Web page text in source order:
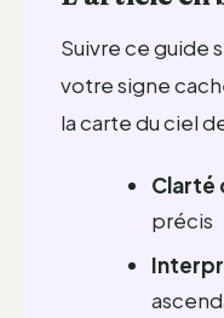
Suivre ce guide
votre signe
la carte du ciel
Clarté
précis